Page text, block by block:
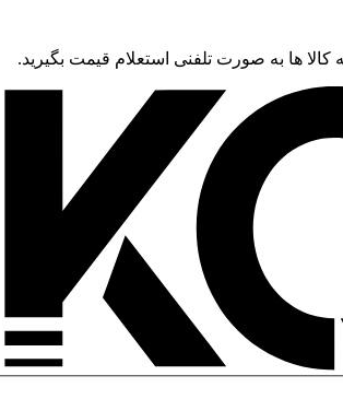
کالا ها به صورت تلفنی استعلام قیمت بگیرید.